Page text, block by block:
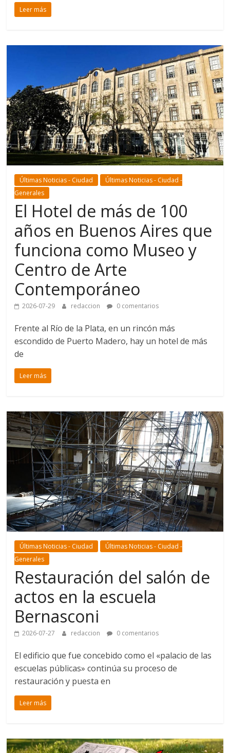
Leer más
Últimas Noticias - Ciudad
Últimas Noticias - Ciudad -
Generales
El Hotel de más de 100
años en Buenos Aires que
funciona como Museo y
Centro de Arte
Contemporáneo
2026-07-29 redaccion 0 comentarios
Frente al Río de la Plata, en un rincón más
escondido de Puerto Madero, hay un hotel de más
de
Leer más
Últimas Noticias - Ciudad
Últimas Noticias - Ciudad -
Generales
Restauración del salón de
actos en la escuela
Bernasconi
2026-07-27 redaccion 0 comentarios
El edificio que fue concebido como el «palacio de las
escuelas públicas» continúa su proceso de
restauración y puesta en
Leer más